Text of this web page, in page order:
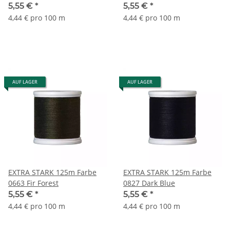
5,55 € *
4,44 € pro 100 m
5,55 € *
4,44 € pro 100 m
AUF LAGER
EXTRA STARK 125m Farbe
0663 Fir Forest
5,55 € *
4,44 € pro 100 m
AUF LAGER
EXTRA STARK 125m Farbe
0827 Dark Blue
5,55 € *
4,44 € pro 100 m